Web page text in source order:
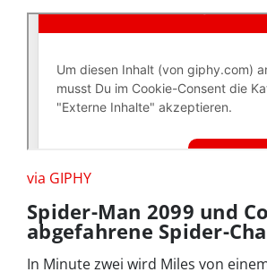
via GIPHY
Spider-Man 2099 und
abgefahrene Spider-
In Minute zwei wird Miles von